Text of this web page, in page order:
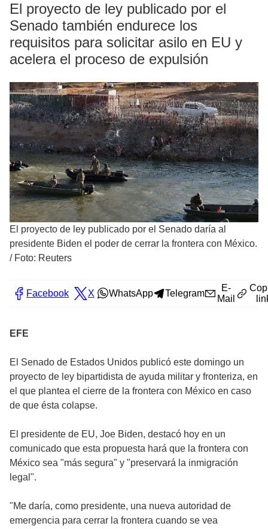
El proyecto de ley publicado por el
Senado también endurece los
requisitos para solicitar asilo en EU y
acelera el proceso de expulsión
El proyecto de ley publicado por el Senado daría al
presidente Biden el poder de cerrar la frontera con México.
/ Foto: Reuters
Facebook X WhatsApp Telegram
E-
Mail
EFE
El Senado de Estados Unidos publicó este domingo un
proyecto de ley bipartidista de ayuda militar y fronteriza, en
el que plantea el cierre de la frontera con México en caso
de que ésta colapse.
El presidente de EU, Joe Biden, destacó hoy en un
comunicado que esta propuesta hará que la frontera con
México sea "más segura" y "preservará la inmigración
legal".
"Me daría, como presidente, una nueva autoridad de
emergencia para cerrar la frontera cuando se vea